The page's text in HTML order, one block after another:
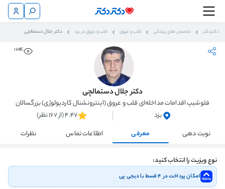
دکتردکتر تخصص های پزشکی قلب و عروق قلب و عروق در یزد دکتر جلال دستمالچی
169K
دکتر جلال دستمالچی
فلوشیپ اقدامات مداخله‌ای قلب و عروق (اینترونشنال کاردیولوژی) بزرگسالان
یزد
4.47 (از 167 نظر)
نوبت دهی
معرفی اطلاعات تماس نظرات
نوع ویزیت را انتخاب کنید:
امکان پرداخت در ۴ قسط با دیجی پی